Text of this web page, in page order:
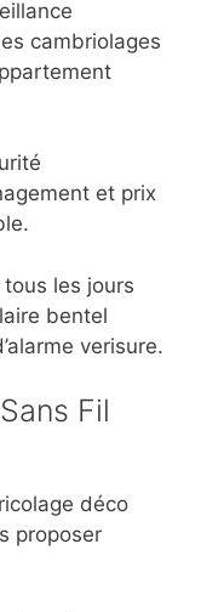
cambriolages
et prix
les jours
bentel
verisure.
Fil
déco
proposer